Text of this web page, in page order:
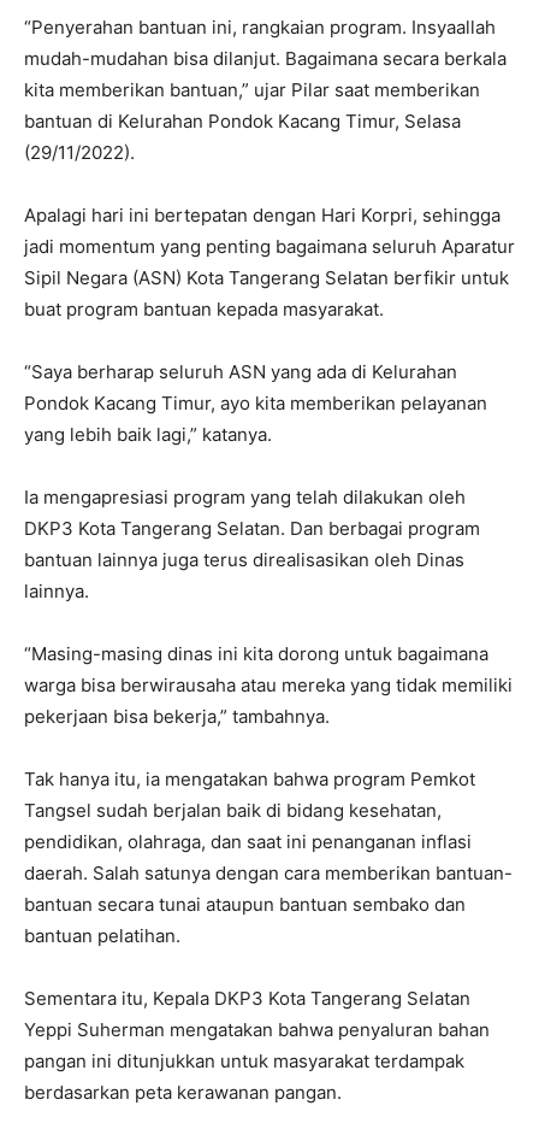
“Penyerahan bantuan ini, rangkaian program. Insyaallah
mudah-mudahan bisa dilanjut. Bagaimana secara berkala
kita memberikan bantuan,” ujar Pilar saat memberikan
bantuan di Kelurahan Pondok Kacang Timur, Selasa
(29/11/2022).
Apalagi hari ini bertepatan dengan Hari Korpri, sehingga
jadi momentum yang penting bagaimana seluruh Aparatur
Sipil Negara (ASN) Kota Tangerang Selatan berfikir untuk
buat program bantuan kepada masyarakat.
“Saya berharap seluruh ASN yang ada di Kelurahan
Pondok Kacang Timur, ayo kita memberikan pelayanan
yang lebih baik lagi,” katanya.
Ia mengapresiasi program yang telah dilakukan oleh
DKP3 Kota Tangerang Selatan. Dan berbagai program
bantuan lainnya juga terus direalisasikan oleh Dinas
lainnya.
“Masing-masing dinas ini kita dorong untuk bagaimana
warga bisa berwirausaha atau mereka yang tidak memiliki
pekerjaan bisa bekerja,” tambahnya.
Tak hanya itu, ia mengatakan bahwa program Pemkot
Tangsel sudah berjalan baik di bidang kesehatan,
pendidikan, olahraga, dan saat ini penanganan inflasi
daerah. Salah satunya dengan cara memberikan bantuan-
bantuan secara tunai ataupun bantuan sembako dan
bantuan pelatihan.
Sementara itu, Kepala DKP3 Kota Tangerang Selatan
Yeppi Suherman mengatakan bahwa penyaluran bahan
pangan ini ditunjukkan untuk masyarakat terdampak
berdasarkan peta kerawanan pangan.